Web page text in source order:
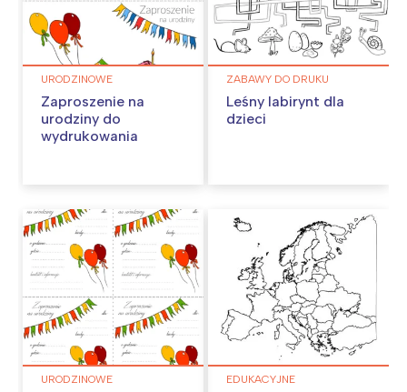
URODZINOWE
Zaproszenie na
urodziny do
wydrukowania
ZABAWY DO DRUKU
Leśny labirynt dla
dzieci
URODZINOWE EDUKACYJNE